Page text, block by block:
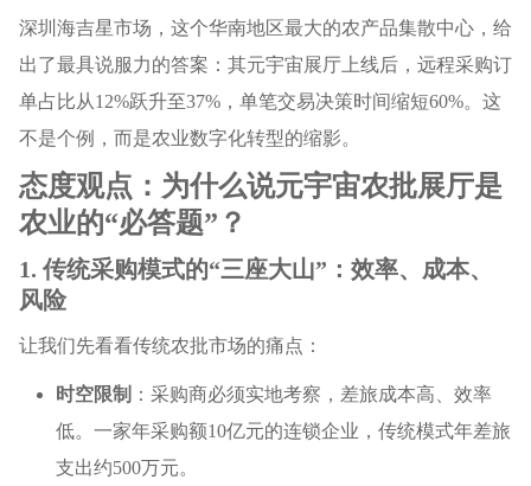
深圳海吉星市场，这个华南地区最大的农产品集散中心，给
出了最具说服力的答案：其元宇宙展厅上线后，远程采购订
单占比从12%跃升至37%，单笔交易决策时间缩短60%。这
不是个例，而是农业数字化转型的缩影。
态度观点：为什么说元宇宙农批展厅是
农业的“必答题”？
1. 传统采购模式的“三座大山”：效率、成本、
风险
让我们先看看传统农批市场的痛点：
时空限制 ：采购商必须实地考察，差旅成本高、效率
低。一家年采购额10亿元的连锁企业，传统模式年差旅
支出约500万元。